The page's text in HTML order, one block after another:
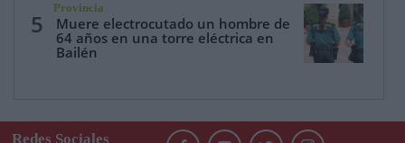
5
Provincia
Muere electrocutado un hombre de
64 años en una torre eléctrica en
Bailén
Redes Sociales